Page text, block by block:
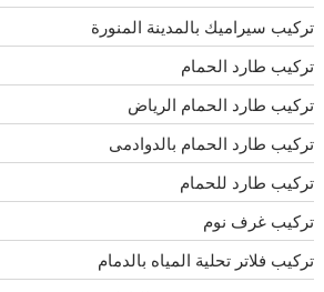
تركيب سيراميك بالمدينة المنورة
تركيب طارد الحمام
تركيب طارد الحمام الرياض
تركيب طارد الحمام بالدوادمى
تركيب طارد للحمام
تركيب غرف نوم
تركيب فلاتر تحلية المياه بالدمام